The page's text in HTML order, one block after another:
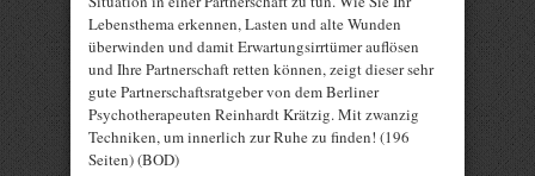
Lebensthema erkennen, Lasten und alte Wunden
überwinden und damit Erwartungsirrtümer auflösen
und Ihre Partnerschaft retten können, zeigt dieser sehr
gute Partnerschaftsratgeber von dem Berliner
Psychotherapeuten Reinhardt Krätzig. Mit zwanzig
Techniken, um innerlich zur Ruhe zu finden! (196
Seiten) (BOD)